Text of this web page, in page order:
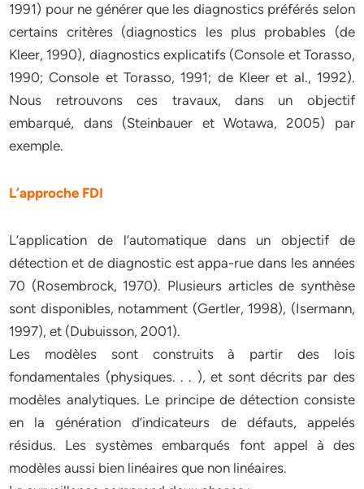
1991) pour ne générer que les diagnostics préférés selon
certains critères (diagnostics les plus probables (de
Kleer, 1990), diagnostics explicatifs (Console et Torasso,
1990; Console et Torasso, 1991; de Kleer et al., 1992).
Nous retrouvons ces travaux, dans un objectif
embarqué, dans (Steinbauer et Wotawa, 2005) par
exemple.
L’approche FDI
L’application de l’automatique dans un objectif de
détection et de diagnostic est appa-rue dans les années
70 (Rosembrock, 1970). Plusieurs articles de synthèse
sont disponibles, notamment (Gertler, 1998), (Isermann,
1997), et (Dubuisson, 2001).
Les modèles sont construits à partir des lois
fondamentales (physiques. . . ), et sont décrits par des
modèles analytiques. Le principe de détection consiste
en la génération d’indicateurs de défauts, appelés
résidus. Les systèmes embarqués font appel à des
modèles aussi bien linéaires que non linéaires.